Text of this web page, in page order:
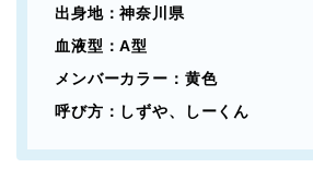
出身地：神奈川県
血液型：A型
メンバーカラー：黄色
呼び方：しずや、しーくん